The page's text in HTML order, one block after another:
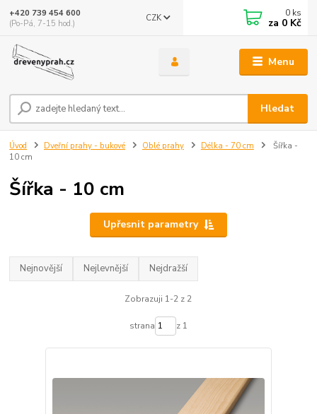
Menu
CZK
Hledat
+420 739 454 600
(Po-Pá, 7-15 hod.)
0 ks
za 0 Kč
Úvod Dveřní prahy - bukové Oblé prahy Délka - 70 cm
Šířka -
10 cm
Šířka - 10 cm
Upřesnit parametry
Nejnovější Nejlevnější Nejdražší
Zobrazuji 1-2 z 2
strana z 1